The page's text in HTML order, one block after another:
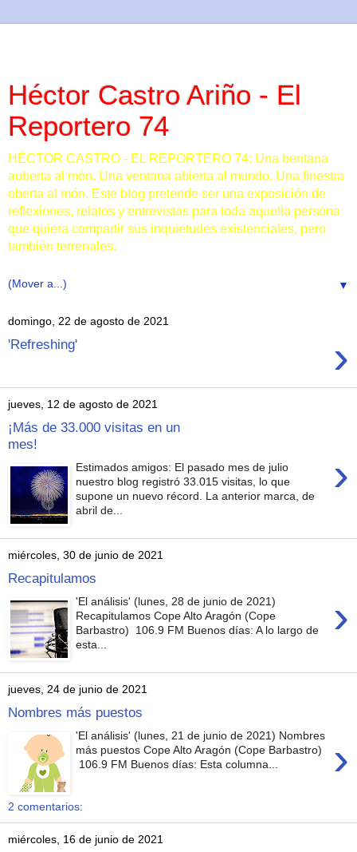
Héctor Castro Ariño - El
Reportero 74
HÉCTOR CASTRO - EL REPORTERO 74: Una bentana
auberta al món. Una ventana abierta al mundo. Una finestra
oberta al món. Este blog pretende ser una exposición de
reflexiones, relatos y entrevistas para toda aquella persona
que quiera compartir sus inquietudes existenciales, pero
también terrenales.
▼
domingo, 22 de agosto de 2021
'Refreshing' ›
jueves, 12 de agosto de 2021
¡Más de 33.000 visitas en un
mes!
›
Estimados amigos: El pasado mes de julio
nuestro blog registró 33.015 visitas, lo que
supone un nuevo récord. La anterior marca, de
abril de...
miércoles, 30 de junio de 2021
Recapitulamos
›
'El análisis' (lunes, 28 de junio de 2021)
Recapitulamos Cope Alto Aragón (Cope
Barbastro) 106.9 FM Buenos días: A lo largo de
esta...
jueves, 24 de junio de 2021
Nombres más puestos
›
'El análisis' (lunes, 21 de junio de 2021) Nombres
más puestos Cope Alto Aragón (Cope Barbastro)
106.9 FM Buenos días: Esta columna...
2 comentarios:
miércoles, 16 de junio de 2021